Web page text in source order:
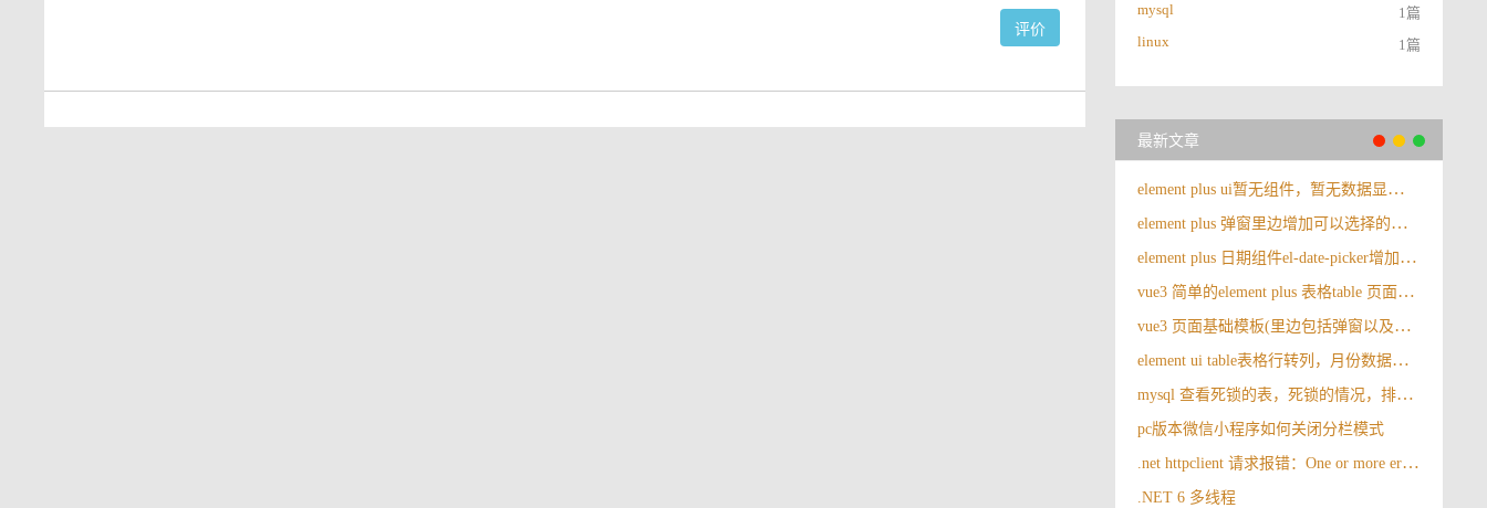
评价
mysql
1篇
linux
1篇
最新文章
element plus ui暂无组件，暂无数据显示效果
element plus 弹窗里边增加可以选择的按钮，弹窗按钮，菜单按钮。vue3 弹窗里边下载模板
element plus 日期组件el-date-picker增加时间日期范围,本周上周本月上月本季度上季度时间段。快捷选择
vue3 简单的element plus 表格table 页面基础模板
vue3 页面基础模板(里边包括弹窗以及暴露方法出去，父组件调用），也是一个格子报表统计的模板，基础的请求，常用的变量定义等
element ui table表格行转列，月份数据行转列
mysql 查看死锁的表，死锁的情况，排查锁表的情况，排查卡死的表，卡死的进程
pc版本微信小程序如何关闭分栏模式
.net httpclient 请求报错：One or more errors occurred. (The SSL connection could not be established, see inner exception.)
.NET 6 多线程